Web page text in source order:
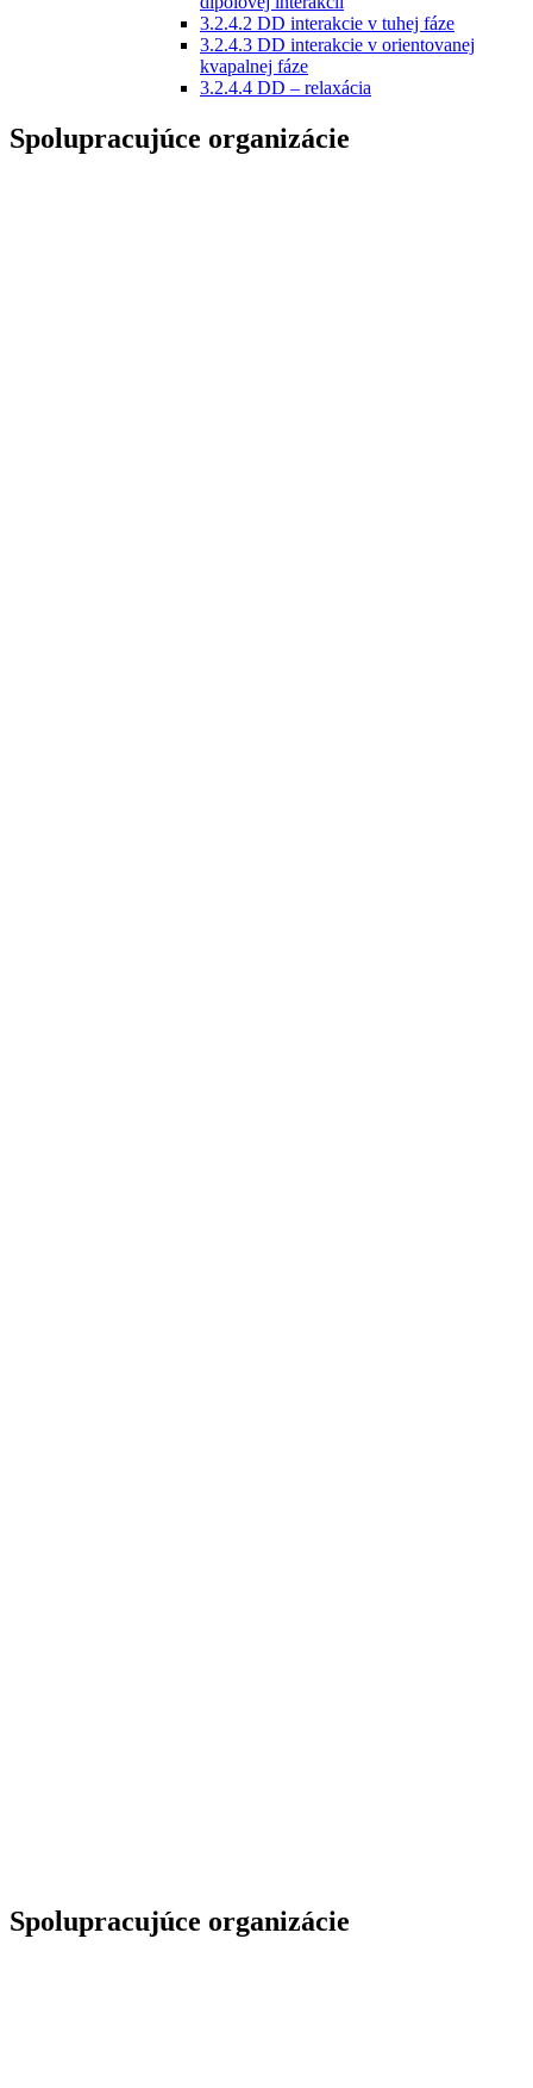
3.2.4.2 DD interakcie v tuhej fáze
3.2.4.3 DD interakcie v orientovanej
kvapalnej fáze
3.2.4.4 DD – relaxácia
Spolupracujúce organizácie
Spolupracujúce organizácie